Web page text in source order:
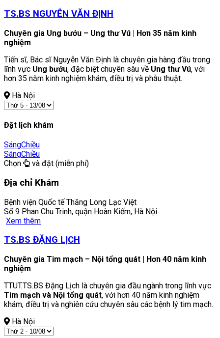
TS.BS NGUYỄN VĂN ĐỊNH
Chuyên gia Ung bướu – Ung thư Vú | Hơn 35 năm kinh
nghiệm
Tiến sĩ, Bác sĩ Nguyễn Văn Định là chuyên gia hàng đầu trong
lĩnh vực Ung bướu, đặc biệt chuyên sâu về Ung thư Vú, với
hơn 35 năm kinh nghiệm khám, điều trị và phẫu thuật.
Hà Nội
Đặt lịch khám
SángChiều
SángChiều
Chọn
và đặt (miễn phí)
Địa chỉ Khám
Bệnh viện Quốc tế Thăng Long Lạc Việt
Số 9 Phan Chu Trinh, quận Hoàn Kiếm, Hà Nội
Xem thêm
TS.BS ĐẶNG LỊCH
Chuyên gia Tim mạch – Nội tổng quát | Hơn 40 năm kinh
nghiệm
TTUT.TS.BS Đặng Lịch là chuyên gia đầu ngành trong lĩnh vực
Tim mạch và Nội tổng quát, với hơn 40 năm kinh nghiệm
khám, điều trị và nghiên cứu chuyên sâu các bệnh lý tim mạch.
Hà Nội